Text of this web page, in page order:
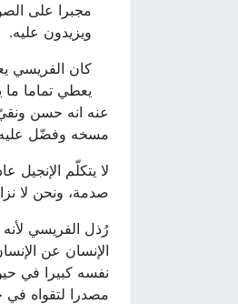
مجبرا على
ويزيدون عليه.
كان الفريسي
يعطي تماما
عنه انه حسن
مسخه وفضّل عليه
لا يتكلّم الإنجيل
صدمة، ونحن لا
رُذل الفريسي
الإنسان عن
نفسه كبيرا في
مصدرا لتقواه في